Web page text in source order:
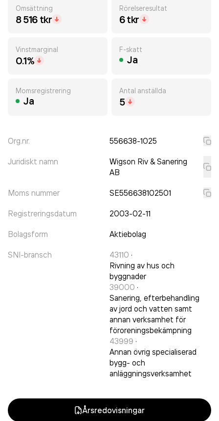
Omsättning
8 516 tkr
Rörelseresultat
6 tkr
Vinstmarginal
0.1%
F-skatt
Ja
Momsregistrering
Ja
Antal anställda
5
Org.nr. 556638-1025
Juridiskt namn
Wigson Riv & Sanering
AB
Moms nummer SE556638102501
Registreringsdatum 2003-02-11
Bolagsform Aktiebolag
SNI-bransch 43110 ·
Rivning av hus och
byggnader
39000 ·
Sanering, efterbehandling
av jord och vatten samt
annan verksamhet för
föroreningsbekämpning
43999 ·
Annan övrig specialiserad
bygg- och
anläggningsverksamhet
Årsredovisningar